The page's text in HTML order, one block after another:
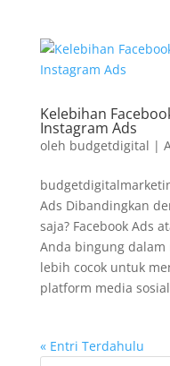
Kelebihan
Instagram Ads
oleh budgetdigital |
Ads Dibandingkan
saja? Facebook Ads
Anda bingung
lebih cocok untuk
platform media
« Entri Terdahulu